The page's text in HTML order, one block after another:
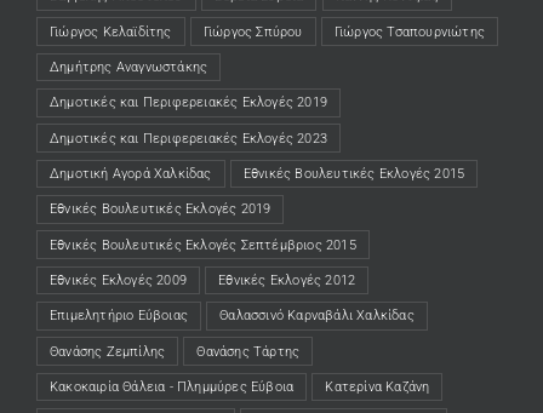
Γιώργος Κελαϊδίτης Γιώργος Σπύρου Γιώργος Τσαπουρνιώτης
Δημήτρης Αναγνωστάκης
Δημοτικές και Περιφερειακές Εκλογές 2019
Δημοτικές και Περιφερειακές Εκλογές 2023
Δημοτική Αγορά Χαλκίδας Εθνικές Βουλευτικές Εκλογές 2015
Εθνικές Βουλευτικές Εκλογές 2019
Εθνικές Βουλευτικές Εκλογές Σεπτέμβριος 2015
Εθνικές Εκλογές 2009 Εθνικές Εκλογές 2012
Επιμελητήριο Εύβοιας Θαλασσινό Καρναβάλι Χαλκίδας
Θανάσης Ζεμπίλης Θανάσης Τάρτης
Κακοκαιρία Θάλεια - Πλημμύρες Εύβοια Κατερίνα Καζάνη